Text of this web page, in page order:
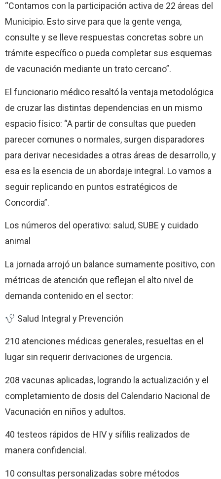
“Contamos con la participación activa de 22 áreas del
Municipio. Esto sirve para que la gente venga,
consulte y se lleve respuestas concretas sobre un
trámite específico o pueda completar sus esquemas
de vacunación mediante un trato cercano”.
El funcionario médico resaltó la ventaja metodológica
de cruzar las distintas dependencias en un mismo
espacio físico: “A partir de consultas que pueden
parecer comunes o normales, surgen disparadores
para derivar necesidades a otras áreas de desarrollo, y
esa es la esencia de un abordaje integral. Lo vamos a
seguir replicando en puntos estratégicos de
Concordia”.
Los números del operativo: salud, SUBE y cuidado
animal
La jornada arrojó un balance sumamente positivo, con
métricas de atención que reflejan el alto nivel de
demanda contenido en el sector:
Salud Integral y Prevención
210 atenciones médicas generales, resueltas en el
lugar sin requerir derivaciones de urgencia.
208 vacunas aplicadas, logrando la actualización y el
completamiento de dosis del Calendario Nacional de
Vacunación en niños y adultos.
40 testeos rápidos de HIV y sífilis realizados de
manera confidencial.
10 consultas personalizadas sobre métodos